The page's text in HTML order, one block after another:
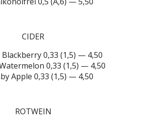
CIDER
0,33 (1,5) — 4,50
0,33 (1,5) — 4,50
Apple 0,33 (1,5) — 4,50
ROTWEIN